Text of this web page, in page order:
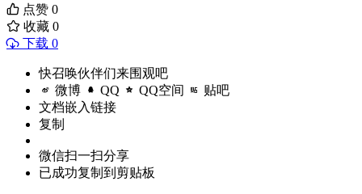
点赞 0
收藏 0
下载 0
快召唤伙伴们来围观吧
微博 QQ QQ空间 贴吧
文档嵌入链接
复制
微信扫一扫分享
已成功复制到剪贴板